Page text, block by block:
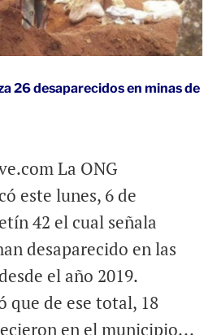
26 desaparecidos en minas de
La ONG
este lunes, 6 de
42 el cual señala
desaparecido en las
el año 2019.
que de ese total, 18
en el municipio...